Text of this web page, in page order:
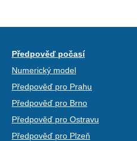
Předpověď počasí
Numerický model
Předpověď pro Prahu
Předpověď pro Brno
Předpověď pro Ostravu
Předpověď pro Plzeň